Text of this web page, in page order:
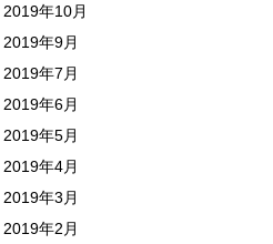
2019年10月
2019年9月
2019年7月
2019年6月
2019年5月
2019年4月
2019年3月
2019年2月